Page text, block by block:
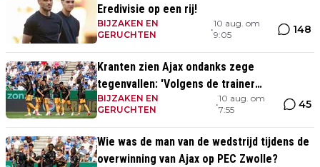
Eredivisie op een rij!
BIJZAKEN EN
GERUCHTEN
•
10 aug. om
9:05
148
Kranten zien Ajax ondanks zege
tegenvallen: 'Volgens de trainer
aandachtspunt op transfermarkt'
BIJZAKEN EN
GERUCHTEN
•
10 aug. om
7:55
45
Wie was de man van de wedstrijd tijdens de
overwinning van Ajax op PEC Zwolle?